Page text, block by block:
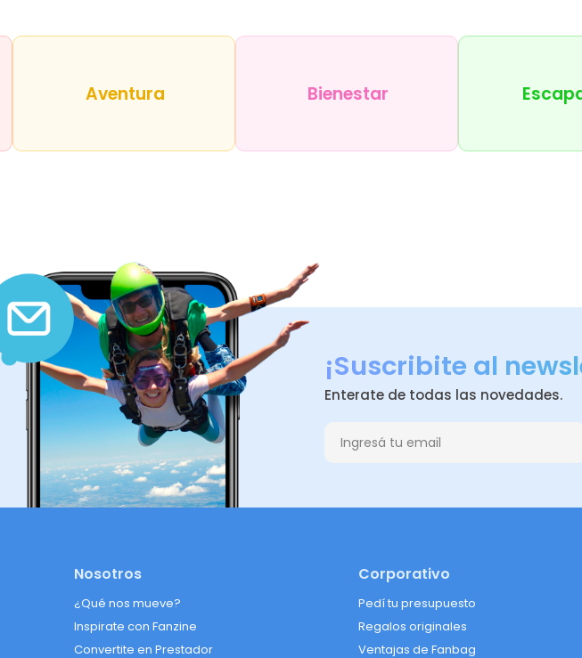
Aventura Bienestar
¡Suscribite al
Enterate de todas las novedades.
Nosotros
¿Qué nos mueve?
Inspirate con Fanzine
Convertite en Prestador
Corporativo
Pedí tu presupuesto
Regalos originales
Ventajas de Fanbag